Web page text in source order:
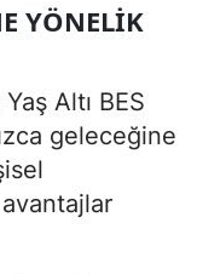
YÖNELIK
Altı BES
geleceğine